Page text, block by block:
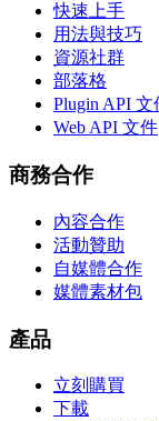
快速上手
用法與技巧
資源社群
部落格
Plugin API 文
Web API 文件
商務合作
內容合作
活動贊助
自媒體合作
媒體素材包
產品
立刻購買
下載